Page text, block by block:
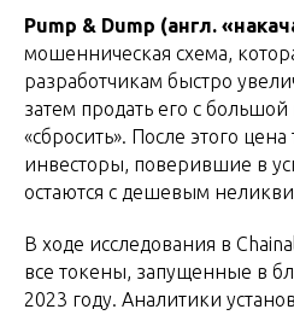
Pump & Dump (англ.
мошенническая схема,
разработчикам быстро
затем продать его с
«сбросить». После этого
инвесторы, поверившие в
остаются с дешевым
В ходе исследования в
все токены, запущенные в
2023 году. Аналитики